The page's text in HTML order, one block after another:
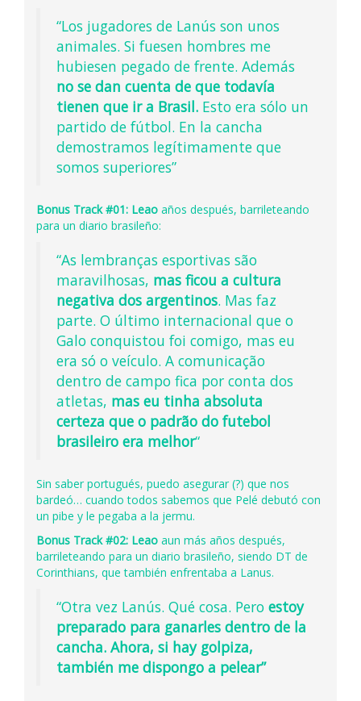
“Los jugadores de Lanús son unos
animales. Si fuesen hombres me
hubiesen pegado de frente. Además
no se dan cuenta de que todavía
tienen que ir a Brasil. Esto era sólo un
partido de fútbol. En la cancha
demostramos legítimamente que
somos superiores”
Bonus Track #01: Leao años después, barrileteando
para un diario brasileño:
“As lembranças esportivas são
maravilhosas, mas ficou a cultura
negativa dos argentinos. Mas faz
parte. O último internacional que o
Galo conquistou foi comigo, mas eu
era só o veículo. A comunicação
dentro de campo fica por conta dos
atletas, mas eu tinha absoluta
certeza que o padrão do futebol
brasileiro era melhor“
Sin saber portugués, puedo asegurar (?) que nos
bardeó… cuando todos sabemos que Pelé debutó con
un pibe y le pegaba a la jermu.
Bonus Track #02: Leao aun más años después,
barrileteando para un diario brasileño, siendo DT de
Corinthians, que también enfrentaba a Lanus.
“Otra vez Lanús. Qué cosa. Pero estoy
preparado para ganarles dentro de la
cancha. Ahora, si hay golpiza,
también me dispongo a pelear”